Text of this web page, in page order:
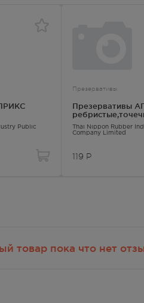
Public
Презервативы
Презервативы
Thai Nippon Rubber
Company Limited
119 Р
товар пока что нет